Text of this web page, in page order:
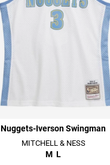
Nuggets-Iverson Swingman
MITCHELL & NESS
M L